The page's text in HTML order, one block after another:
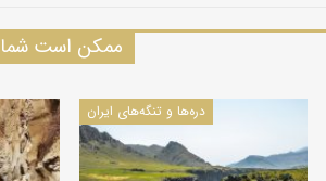
ممکن است
دره‌ها و تنگه‌های ایران